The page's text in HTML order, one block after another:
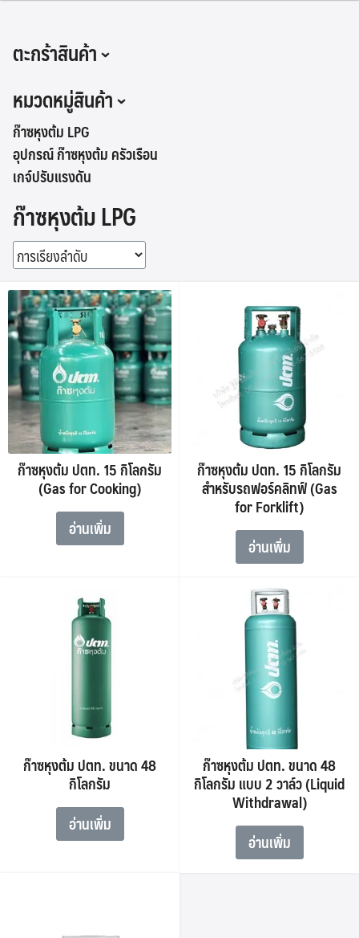
content
ก๊าซหุงต้ม LPG
ก๊าซหุงต้ม ปตท. 15 กิโลกรัม
(Gas for Cooking)
อ่านเพิ่ม
ก๊าซหุงต้ม ปตท. 15 กิโลกรัม
สำหรับรถฟอร์คลิทฟ์ (Gas
for Forklift)
อ่านเพิ่ม
ก๊าซหุงต้ม ปตท. ขนาด 48
กิโลกรัม
อ่านเพิ่ม
ก๊าซหุงต้ม ปตท. ขนาด 48
กิโลกรัม แบบ 2 วาล์ว (Liquid
Withdrawal)
อ่านเพิ่ม
ตะกร้าสินค้า
หมวดหมู่สินค้า
ก๊าซหุงต้ม LPG
อุปกรณ์ ก๊าซหุงต้ม ครัวเรือน
เกจ์ปรับแรงดัน